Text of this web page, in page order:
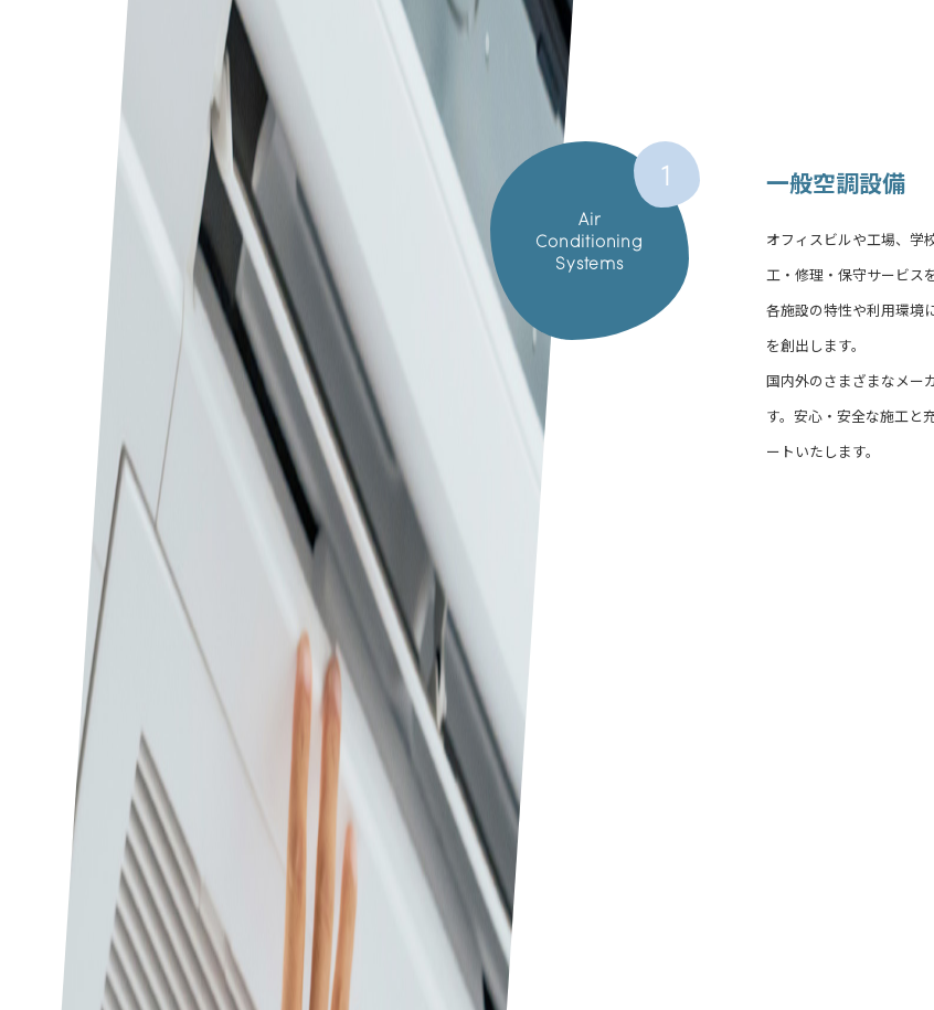
1
Air
Conditioning
Systems
一般空調設備
オフィスビルや工場、学
工・修理・保守サービス
各施設の特性や利用環境
を創出します。
国内外のさまざまなメー
す。安心・安全な施工と
ートいたします。